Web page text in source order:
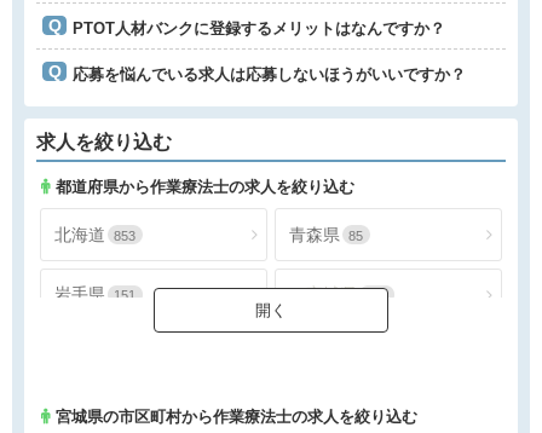
PTOT人材バンクに登録するメリットはなんですか？
応募を悩んでいる求人は応募しないほうがいいですか？
求人を絞り込む
都道府県から作業療法士の求人を絞り込む
北海道 853 青森県 85
岩手県 151 宮城県 331
福島県 213
宮城県の市区町村から作業療法士の求人を絞り込む